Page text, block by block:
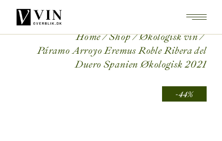
content
Home Shop
Økologisk vin
Páramo Arroyo Eremus Roble Ribera del
Duero Spanien Økologisk 2021
-44%